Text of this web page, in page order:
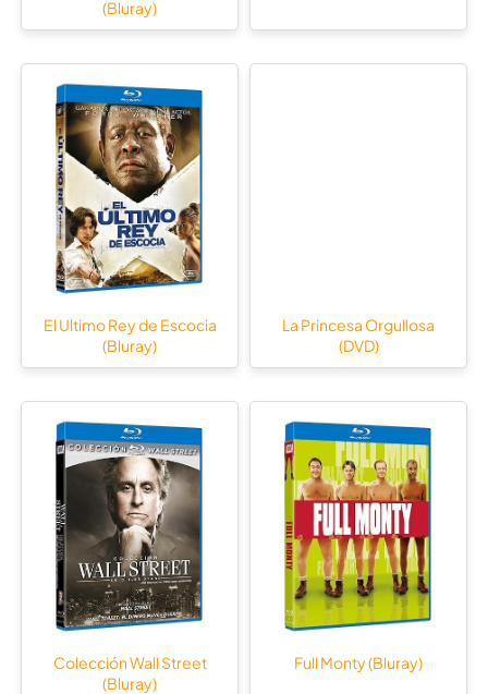
(Bluray)
El Ultimo Rey de Escocia
(Bluray)
La Princesa Orgullosa
(DVD)
Colección Wall Street
(Bluray)
Full Monty (Bluray)